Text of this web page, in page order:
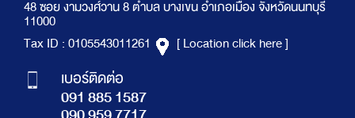
48 ซอย งามวงศ์วาน 8 ตำบล บางเขน อำเภอเมือง จังหวัดนนทบุรี
11000
Tax ID : 0105543011261
[ Location click here ]
เบอร์ติดต่อ
091 885 1587